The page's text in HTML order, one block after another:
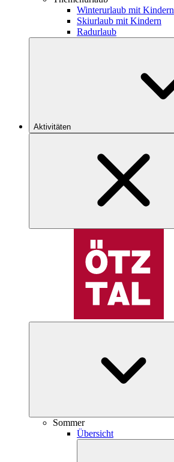
Winterurlaub mit Kindern
Skiurlaub mit Kindern
Radurlaub
Aktivitäten
Sommer
Übersicht